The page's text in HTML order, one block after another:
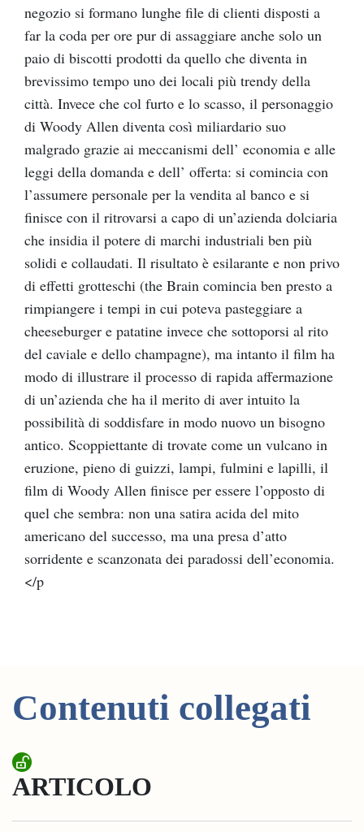
negozio si formano lunghe file di clienti disposti a
far la coda per ore pur di assaggiare anche solo un
paio di biscotti prodotti da quello che diventa in
brevissimo tempo uno dei locali più trendy della
città. Invece che col furto e lo scasso, il personaggio
di Woody Allen diventa così miliardario suo
malgrado grazie ai meccanismi dell’ economia e alle
leggi della domanda e dell’ offerta: si comincia con
l’assumere personale per la vendita al banco e si
finisce con il ritrovarsi a capo di un’azienda dolciaria
che insidia il potere di marchi industriali ben più
solidi e collaudati. Il risultato è esilarante e non privo
di effetti grotteschi (the Brain comincia ben presto a
rimpiangere i tempi in cui poteva pasteggiare a
cheeseburger e patatine invece che sottoporsi al rito
del caviale e dello champagne), ma intanto il film ha
modo di illustrare il processo di rapida affermazione
di un’azienda che ha il merito di aver intuito la
possibilità di soddisfare in modo nuovo un bisogno
antico. Scoppiettante di trovate come un vulcano in
eruzione, pieno di guizzi, lampi, fulmini e lapilli, il
film di Woody Allen finisce per essere l’opposto di
quel che sembra: non una satira acida del mito
americano del successo, ma una presa d’atto
sorridente e scanzonata dei paradossi dell’economia.
</p
Contenuti collegati
ARTICOLO